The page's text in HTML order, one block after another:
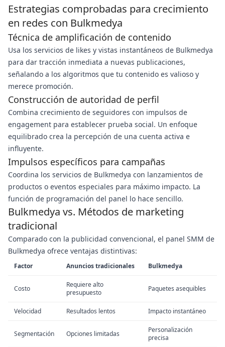
Estrategias comprobadas para crecimiento
en redes con Bulkmedya
Técnica de amplificación de contenido
Usa los servicios de likes y vistas instantáneos de Bulkmedya
para dar tracción inmediata a nuevas publicaciones,
señalando a los algoritmos que tu contenido es valioso y
merece promoción.
Construcción de autoridad de perfil
Combina crecimiento de seguidores con impulsos de
engagement para establecer prueba social. Un enfoque
equilibrado crea la percepción de una cuenta activa e
influyente.
Impulsos específicos para campañas
Coordina los servicios de Bulkmedya con lanzamientos de
productos o eventos especiales para máximo impacto. La
función de programación del panel lo hace sencillo.
Bulkmedya vs. Métodos de marketing
tradicional
Comparado con la publicidad convencional, el panel SMM de
Bulkmedya ofrece ventajas distintivas:
Factor Anuncios tradicionales Bulkmedya
Costo
Requiere alto
presupuesto
Paquetes asequibles
Velocidad Resultados lentos Impacto instantáneo
Segmentación Opciones limitadas
Personalización
precisa